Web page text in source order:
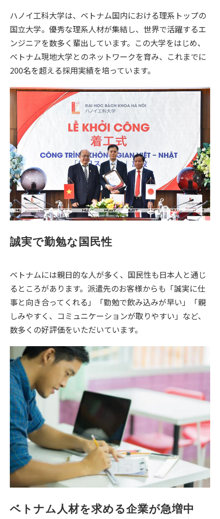
ハノイ工科大学は、ベトナム国内における理系トップの
国立大学。優秀な理系人材が集結し、世界で活躍するエ
ンジニアを数多く輩出しています。この大学をはじめ、
ベトナム現地大学とのネットワークを育み、これまでに
200名を超える採用実績を培っています。
誠実で勤勉な国民性
ベトナムには親日的な人が多く、国民性も日本人と通じ
るところがあります。派遣先のお客様からも「誠実に仕
事と向き合ってくれる」「勤勉で飲み込みが早い」「親
しみやすく、コミュニケーションが取りやすい」など、
数多くの好評価をいただいています。
ベトナム人材を求める企業が急増中